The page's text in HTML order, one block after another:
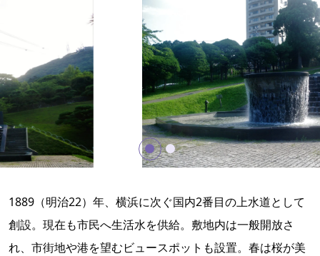
1889（明治22）年、横浜に次ぐ国内2番目の上水道として
創設。現在も市民へ生活水を供給。敷地内は一般開放さ
れ、市街地や港を望むビュースポットも設置。春は桜が美